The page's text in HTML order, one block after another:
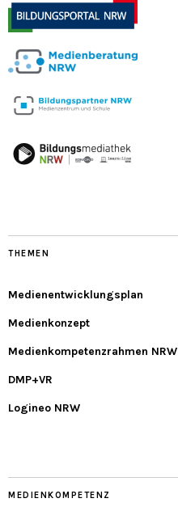
THEMEN
Medienentwicklungsplan
Medienkonzept
Medienkompetenzrahmen NRW
DMP+VR
Logineo NRW
MEDIENKOMPETENZ